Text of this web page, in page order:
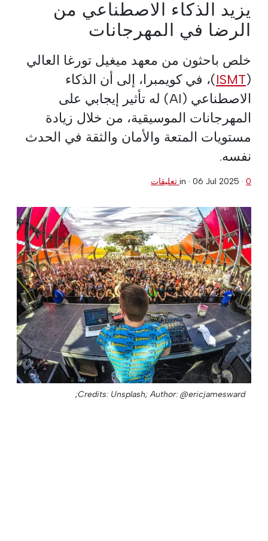
يزيد الذكاء الاصطناعي من
الرضا في المهرجانات
خلص باحثون من معهد ميغيل تورغا العالي
(
ISMT)، في كويمبرا، إلى أن الذكاء
الاصطناعي (AI) له تأثير إيجابي على
المهرجانات الموسيقية، من خلال زيادة
مستويات المتعة والأمان والثقة في الحدث
نفسه.
in · 06 Jul 2025 · 0 تعليقات
Credits: Unsplash; Author: @ericjamesward;